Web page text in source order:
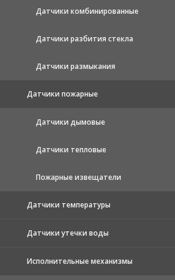
Датчики комбинированные
Датчики разбития стекла
Датчики размыкания
Датчики пожарные
Датчики дымовые
Датчики тепловые
Пожарные извещатели
Датчики температуры
Датчики утечки воды
Исполнительные механизмы